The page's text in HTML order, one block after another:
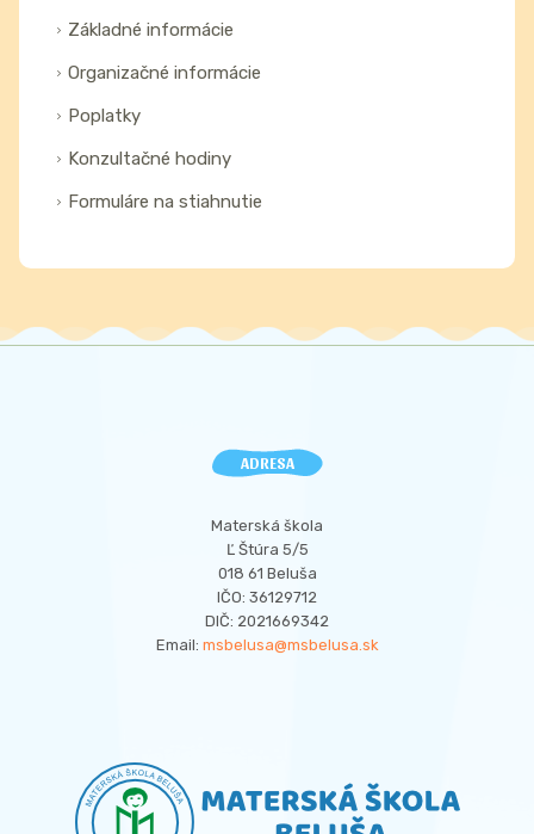
Základné informácie
Organizačné informácie
Poplatky
Konzultačné hodiny
Formuláre na stiahnutie
ADRESA
Materská škola
Ľ Štúra 5/5
018 61 Beluša
IČO: 36129712
DIČ: 2021669342
Email: msbelusa@msbelusa.sk